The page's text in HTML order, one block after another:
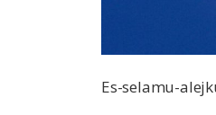
Es-selamu-